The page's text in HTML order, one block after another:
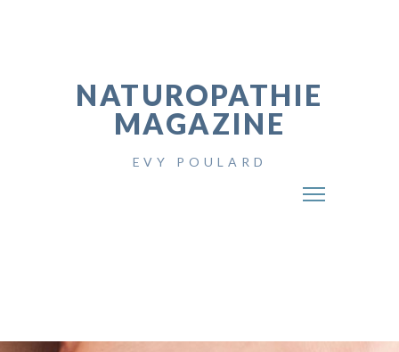
NATUROPATHIE
MAGAZINE
EVY POULARD